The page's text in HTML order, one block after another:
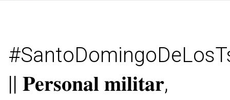
|| 𝐏𝐞𝐫𝐬𝐨𝐧𝐚𝐥 𝐦𝐢𝐥𝐢𝐭𝐚𝐫,